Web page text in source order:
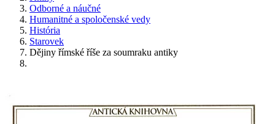
Odborné a náučné
Humanitné a spoločenské vedy
História
Starovek
Dějiny římské říše za soumraku antiky